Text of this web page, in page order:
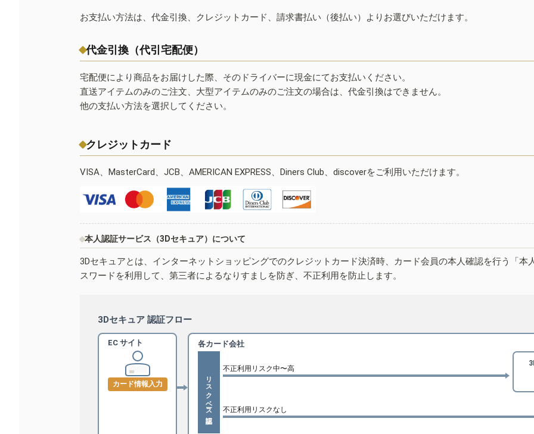
お支払い方法は、代金引換、クレジットカード、請求書払い（後払い）よりお選びいただけます。
代金引換（代引宅配便）
宅配便により商品をお届けした際、そのドライバーに現金にてお支払いください。
直送アイテムのみのご注文、大型アイテムのみのご注文の場合は、代金引換はできません。
他の支払い方法を選択してください。
クレジットカード
VISA、MasterCard、JCB、AMERICAN EXPRESS、Diners Club、discoverをご利用いただけます。
本人認証サービス（3Dセキュア）について
3Dセキュアとは、インターネットショッピングでのクレジットカード決済時、カード会員の本人確認を行う「
スワードを利用して、第三者によるなりすましを防ぎ、不正利用を防止します。
3Dセキュア 認証フロー
EC サイト
カード情報入力
各カード会社
リスクベース認証
不正利用リスク中〜高
不正利用リスクなし